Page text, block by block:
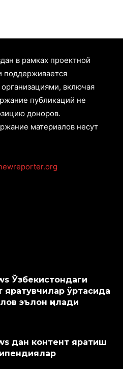
в рамках проектной
поддерживается
включая
публикаций не
доноров.
материалов несут
Ўзбекистондаги
яратувчилар ўртасида
эълон қилади
дан контент яратиш